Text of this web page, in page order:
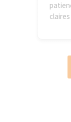
claires